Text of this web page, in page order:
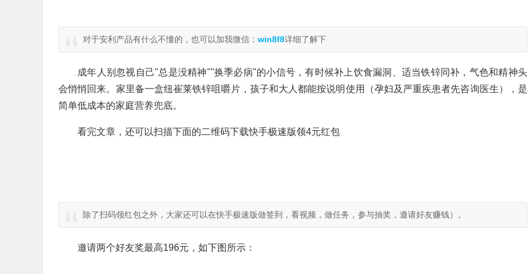
对于安利产品有什么不懂的，也可以加我微信： win8f8详细了解下
成年人别忽视自己"总是没精神""换季必病"的小信号，有时候补上饮食漏洞、适当铁锌同补，气色和精神头
会悄悄回来。家里备一盒纽崔莱铁锌咀嚼片，孩子和大人都能按说明使用（孕妇及严重疾患者先咨询医生），是
简单低成本的家庭营养兜底。
看完文章，还可以扫描下面的二维码下载快手极速版领4元红包
除了扫码领红包之外，大家还可以在快手极速版做签到，看视频，做任务，参与抽奖，邀请好友赚钱）。
邀请两个好友奖最高196元，如下图所示：